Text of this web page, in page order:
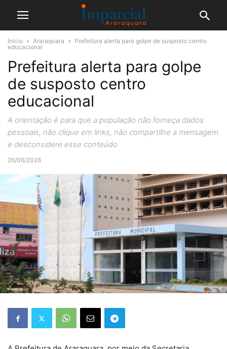
Início Araraquara
Prefeitura alerta para golpe de susposto centro
educacional
Prefeitura alerta para golpe
de susposto centro
educacional
A orientação é para que a população não forneça dados
pessoais, não clique em links, não compartilhe a mensagem
e desconsidere esse conteúdo
26/06/2026